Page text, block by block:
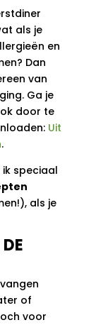
als je
en
Dan
van
Ga je
door te
Uit
.
ik speciaal
als je
of
voor